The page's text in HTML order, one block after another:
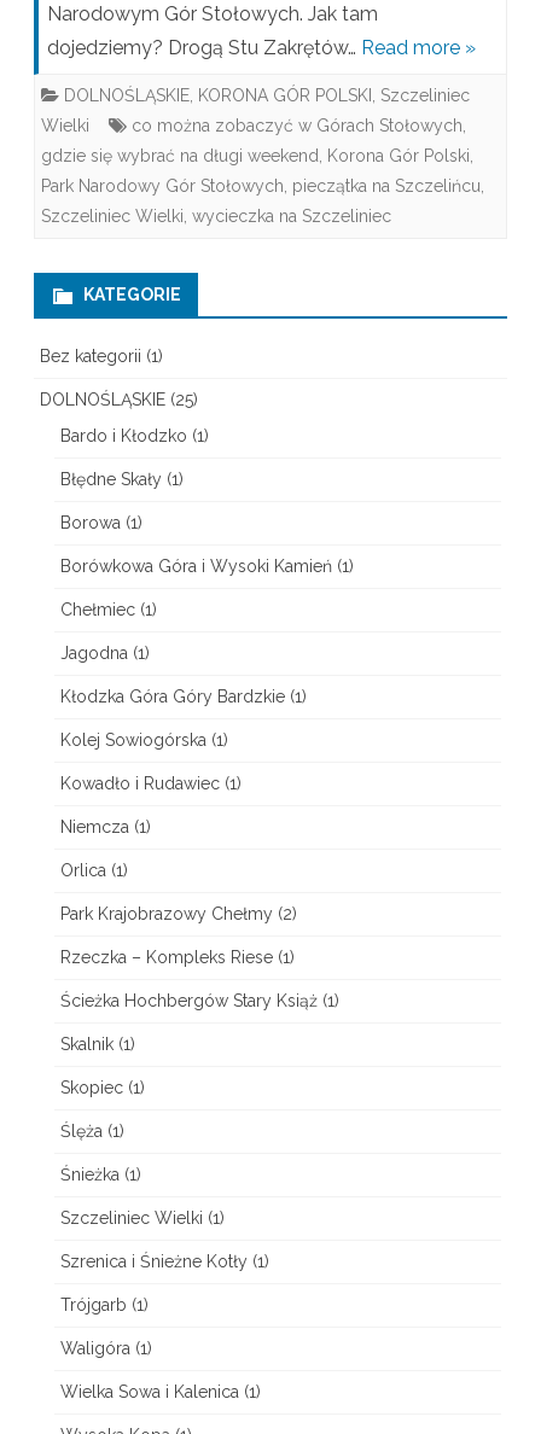
l
i
e
Narodowym Gór Stołowych. Jak tam
dojedziemy? Drogą Stu Zakrętów… Read more »
DOLNOŚLĄSKIE KORONA GÓR POLSKI
Szczeliniec
Wielki
co można zobaczyć w Górach Stołowych
gdzie się wybrać na długi weekend
Korona Gór Polski
Park Narodowy Gór Stołowych pieczątka na Szczelińcu
Szczeliniec Wielki wycieczka na Szczeliniec
KATEGORIE
Bez kategorii (1)
DOLNOŚLĄSKIE (25)
Bardo i Kłodzko (1)
Błędne Skały (1)
Borowa (1)
Borówkowa Góra i Wysoki Kamień (1)
Chełmiec (1)
Jagodna (1)
Kłodzka Góra Góry Bardzkie (1)
Kolej Sowiogórska (1)
Kowadło i Rudawiec (1)
Niemcza (1)
Orlica (1)
Park Krajobrazowy Chełmy (2)
Rzeczka – Kompleks Riese (1)
Ścieżka Hochbergów Stary Książ (1)
Skalnik (1)
Skopiec (1)
Ślęża (1)
Śnieżka (1)
Szczeliniec Wielki (1)
Szrenica i Śnieżne Kotły (1)
Trójgarb (1)
Waligóra (1)
Wielka Sowa i Kalenica (1)